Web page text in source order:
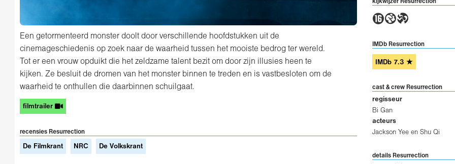
Een getormenteerd monster doolt door verschillende hoofdstukken uit de
cinemageschiedenis op zoek naar de waarheid tussen het mooiste bedrog ter wereld.
Tot er een vrouw opduikt die het zeldzame talent bezit om door zijn illusies heen te
kijken. Ze besluit de dromen van het monster binnen te treden en is vastbesloten om de
waarheid te onthullen die daarbinnen schuilgaat.
filmtrailer
recensies Resurrection
De Filmkrant NRC De Volkskrant
kijkwijzer Resurrection
6GT
IMDb Resurrection
IMDb 7.3 ★
cast & crew Resurrection
regisseur
Bi Gan
acteurs
Jackson Yee en Shu Qi
details Resurrection